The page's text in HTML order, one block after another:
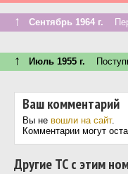
↑ Сентябрь 1964 г.
↑ Июль 1955 г.
Ваш комментарий
Вы не вошли на сайт.
Комментарии могут
Другие ТС с этим